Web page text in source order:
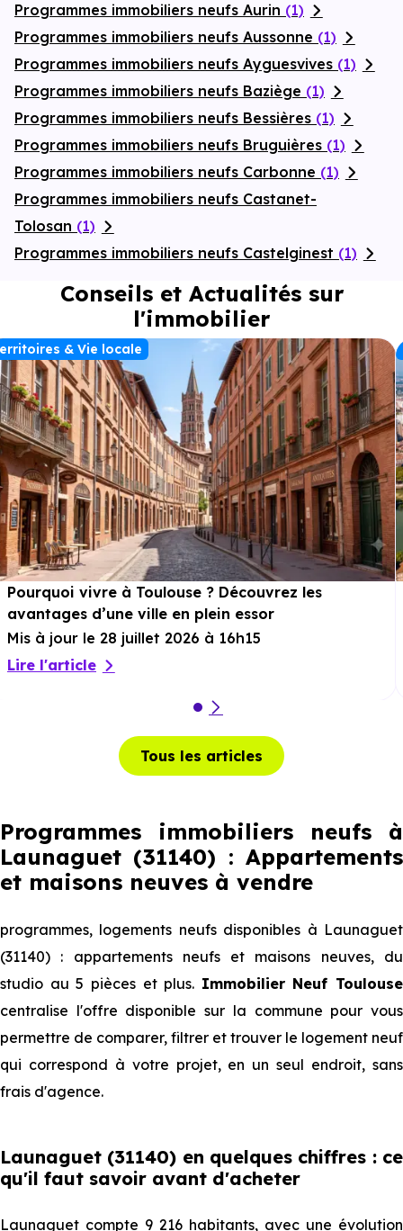
Programmes immobiliers neufs Aurin (1)
Programmes immobiliers neufs Aussonne (1)
Programmes immobiliers neufs Ayguesvives (1)
Programmes immobiliers neufs Baziège (1)
Programmes immobiliers neufs Bessières (1)
Programmes immobiliers neufs Bruguières (1)
Programmes immobiliers neufs Carbonne (1)
Programmes immobiliers neufs Castanet-
Tolosan (1)
Programmes immobiliers neufs Castelginest (1)
Conseils et Actualités sur
l'immobilier
& Vie locale
Pourquoi vivre à Toulouse ? Découvrez les
avantages d’une ville en plein essor
Mis à jour le 28 juillet 2026 à 16h15
Lire l'article
Tous les articles
Programmes immobiliers neufs à
Launaguet (31140) : Appartements
et maisons neuves à vendre
programmes, logements neufs disponibles à Launaguet
(31140) : appartements neufs et maisons neuves, du
studio au 5 pièces et plus. Immobilier Neuf Toulouse
centralise l'offre disponible sur la commune pour vous
permettre de comparer, filtrer et trouver le logement neuf
qui correspond à votre projet, en un seul endroit, sans
frais d'agence.
Launaguet (31140) en quelques chiffres : ce
qu'il faut savoir avant d'acheter
Launaguet compte 9 216 habitants, avec une évolution